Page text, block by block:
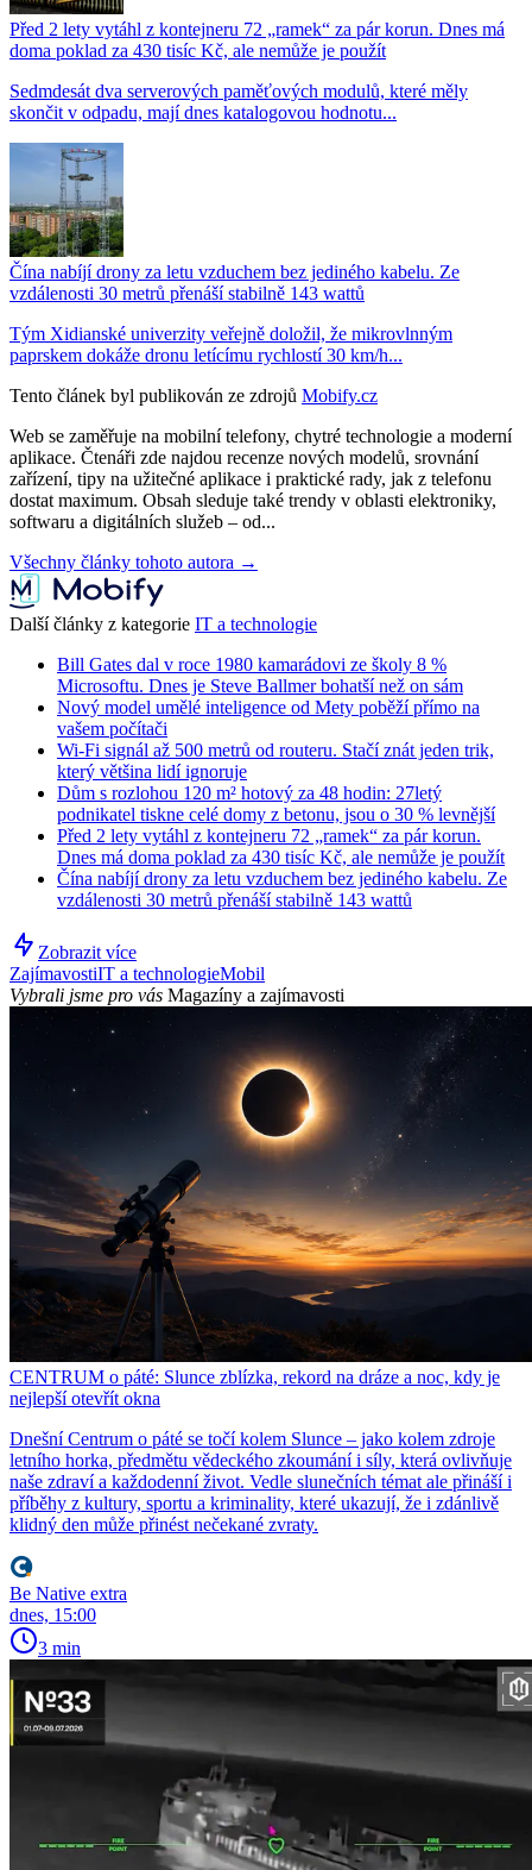
Před 2 lety vytáhl z kontejneru 72 „ramek“ za pár korun. Dnes má
doma poklad za 430 tisíc Kč, ale nemůže je použít
Sedmdesát dva serverových paměťových modulů, které měly
skončit v odpadu, mají dnes katalogovou hodnotu...
Čína nabíjí drony za letu vzduchem bez jediného kabelu. Ze
vzdálenosti 30 metrů přenáší stabilně 143 wattů
Tým Xidianské univerzity veřejně doložil, že mikrovlnným
paprskem dokáže dronu letícímu rychlostí 30 km/h...
Tento článek byl publikován ze zdrojů Mobify.cz
Web se zaměřuje na mobilní telefony, chytré technologie a moderní
aplikace. Čtenáři zde najdou recenze nových modelů, srovnání
zařízení, tipy na užitečné aplikace i praktické rady, jak z telefonu
dostat maximum. Obsah sleduje také trendy v oblasti elektroniky,
softwaru a digitálních služeb – od...
Všechny články tohoto autora →
Další články z kategorie IT a technologie
Bill Gates dal v roce 1980 kamarádovi ze školy 8 %
Microsoftu. Dnes je Steve Ballmer bohatší než on sám
Nový model umělé inteligence od Mety poběží přímo na
vašem počítači
Wi-Fi signál až 500 metrů od routeru. Stačí znát jeden trik,
který většina lidí ignoruje
Dům s rozlohou 120 m² hotový za 48 hodin: 27letý
podnikatel tiskne celé domy z betonu, jsou o 30 % levnější
Před 2 lety vytáhl z kontejneru 72 „ramek“ za pár korun.
Dnes má doma poklad za 430 tisíc Kč, ale nemůže je použít
Čína nabíjí drony za letu vzduchem bez jediného kabelu. Ze
vzdálenosti 30 metrů přenáší stabilně 143 wattů
Zobrazit více
ZajímavostiIT a technologieMobil
Vybrali jsme pro vás Magazíny a zajímavosti
CENTRUM o páté: Slunce zblízka, rekord na dráze a noc, kdy je
nejlepší otevřít okna
Dnešní Centrum o páté se točí kolem Slunce – jako kolem zdroje
letního horka, předmětu vědeckého zkoumání i síly, která ovlivňuje
naše zdraví a každodenní život. Vedle slunečních témat ale přináší i
příběhy z kultury, sportu a kriminality, které ukazují, že i zdánlivě
klidný den může přinést nečekané zvraty.
Be Native extra
dnes, 15:00
3 min